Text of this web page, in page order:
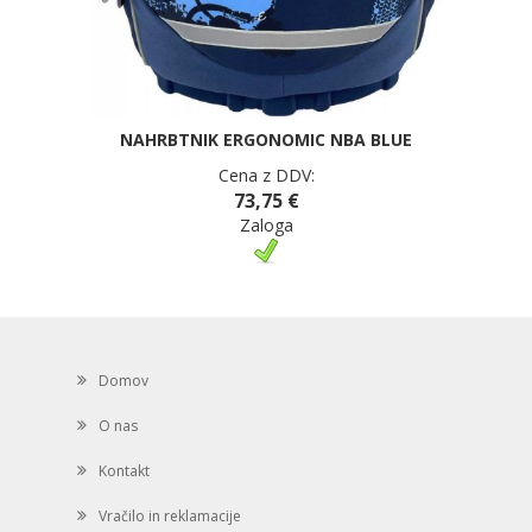
NAHRBTNIK ERGONOMIC NBA BLUE
Cena z DDV:
73,75 €
Zaloga
Domov
O nas
Kontakt
Vračilo in reklamacije